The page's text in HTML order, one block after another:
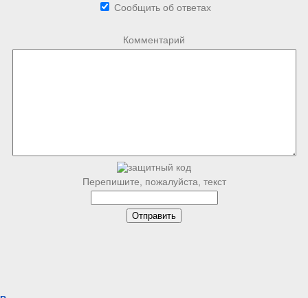
Сообщить об ответах
Комментарий
Перепишите, пожалуйста, текст